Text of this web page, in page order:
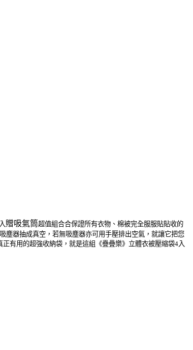
入 贈吸氣筒超值組合合保證所有衣物、棉被完全服服貼貼收的
塵器抽成真空，若無吸塵器亦可用手壓排出空氣，就讓它把您
有用的超強收納袋，就是這組《疊疊樂》立體衣被壓縮袋4 入